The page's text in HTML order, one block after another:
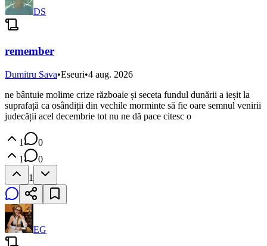
DS
remember
Dumitru Sava•Eseuri•4 aug. 2026
ne bântuie molime crize războaie și seceta fundul dunării a ieșit la
suprafață ca osândiții din vechile morminte să fie oare semnul venirii
judecății acel decembrie tot nu ne dă pace citesc o
1
0
1
0
1
EG